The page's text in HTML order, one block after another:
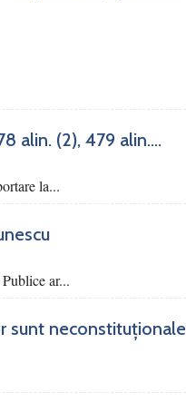
alin. (2), 479 alin....
la...
ar...
sunt neconstituționale